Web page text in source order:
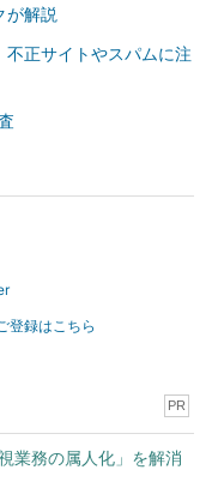
解説
正サイトやスパムに注
登録はこちら
PR
業務の属人化」を解消